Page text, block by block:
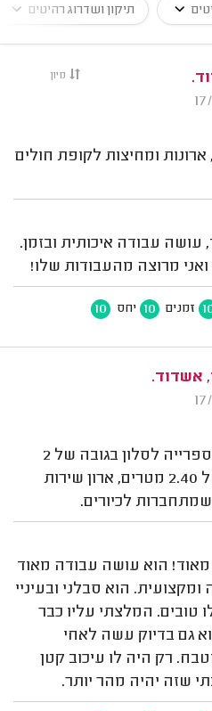
תיקון ושדרוג רהיטים
מיון
ארונות ומחיצות לקופת חולים
עושה עבודה איכותית ובזמן.
מרוצה מהעבודות שלו!
זמנים 10 יחס 10
אשדוד.
אספקה ובניית ספרייה לסלון בגובה של 2
מטרים ורוחב של 2.40 מטרים, ארון שירות
לכיורים.
מאוד! הוא עושה עבודה מאוד
הוא סבלני ובעיניי
טובים. המלצתי עליו כבר
גם בדיוק עשה לאחי
רק היה לו עיכוב קטן
שזה יהיה מהר יותר.